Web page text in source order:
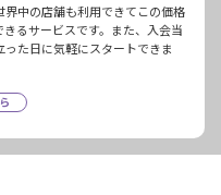
中の店舗も利用できてこの価格
るサービスです。また、入会当
た日に気軽にスタートできま